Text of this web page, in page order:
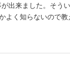
出来ました。そう
く知らないので教